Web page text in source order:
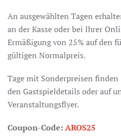
An ausgewählten Tagen
an der Kasse oder bei Ihrer
Ermäßigung von 25% auf den
gültigen Normalpreis.
Tage mit Sonderpreisen finden
den Gastspieldetails oder auf
Veranstaltungsflyer.
Coupon-Code:AROS25